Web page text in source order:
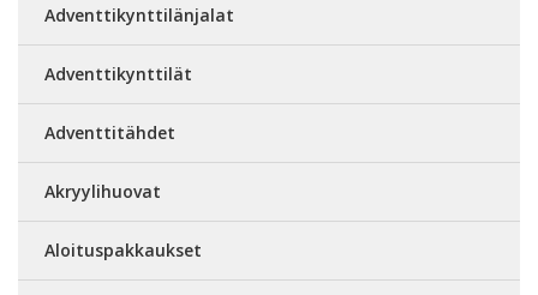
Adventtikynttilänjalat
Adventtikynttilät
Adventtitähdet
Akryylihuovat
Aloituspakkaukset